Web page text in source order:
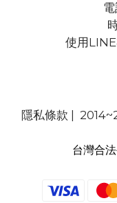
使用
隱私條款 |
台灣合